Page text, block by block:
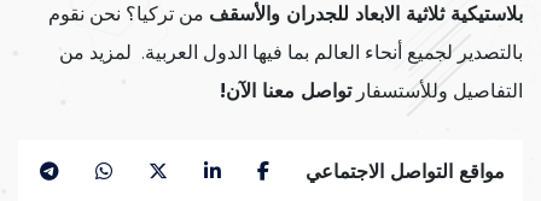
بلاستيكية ثلاثية الابعاد للجدران والأسقف من تركيا؟ نحن نقوم
بالتصدير لجميع أنحاء العالم بما فيها الدول العربية. لمزيد من
التفاصيل وللأستسفارتواصل معنا الآن!
مواقع التواصل الاجتماعي